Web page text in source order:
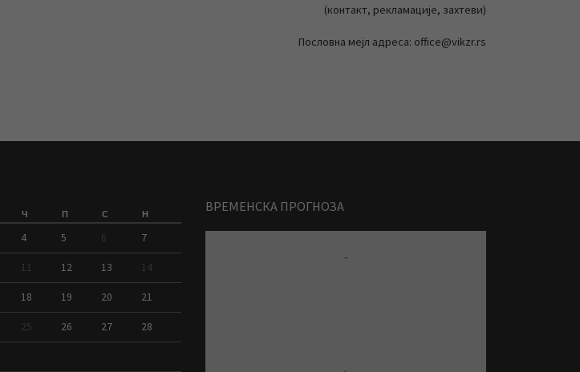
(контакт, рекламације, захтеви)
Пословна мејл адреса: office@vikzr.rs
Ч П С Н
4 5 6 7
11 12 13 14
18 19 20 21
25 26 27 28
ВРЕМЕНСКА ПРОГНОЗА
-